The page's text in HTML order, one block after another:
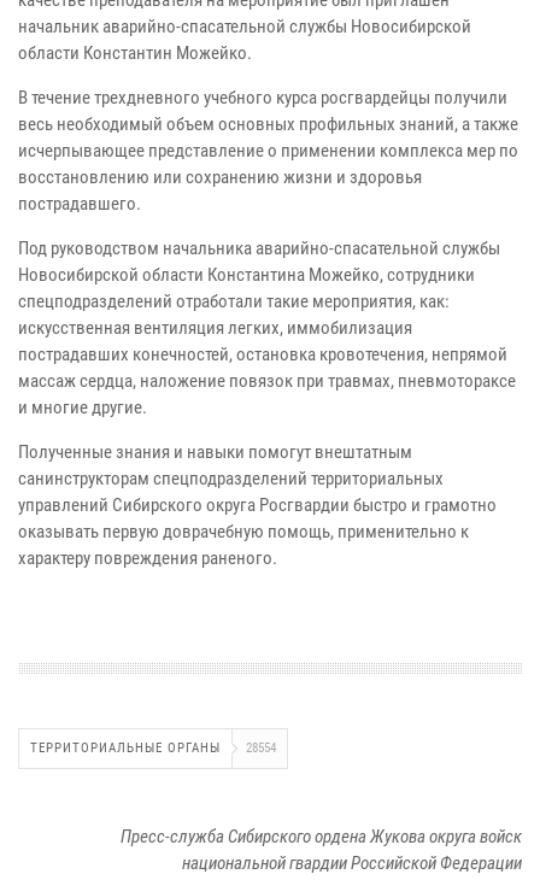
начальник аварийно-спасательной службы Новосибирской
области Константин Можейко.
В течение трехдневного учебного курса росгвардейцы получили
весь необходимый объем основных профильных знаний, а также
исчерпывающее представление о применении комплекса мер по
восстановлению или сохранению жизни и здоровья
пострадавшего.
Под руководством начальника аварийно-спасательной службы
Новосибирской области Константина Можейко, сотрудники
спецподразделений отработали такие мероприятия, как:
искусственная вентиляция легких, иммобилизация
пострадавших конечностей, остановка кровотечения, непрямой
массаж сердца, наложение повязок при травмах, пневмотораксе
и многие другие.
Полученные знания и навыки помогут внештатным
санинструкторам спецподразделений территориальных
управлений Сибирского округа Росгвардии быстро и грамотно
оказывать первую доврачебную помощь, применительно к
характеру повреждения раненого.
ТЕРРИТОРИАЛЬНЫЕ ОРГАНЫ 28554
Пресс-служба Сибирского ордена Жукова округа войск
национальной гвардии Российской Федерации